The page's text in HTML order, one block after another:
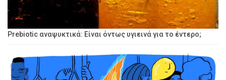
Prebiotic αναψυκτικά: Είναι όντως υγιεινά για το έντερο;